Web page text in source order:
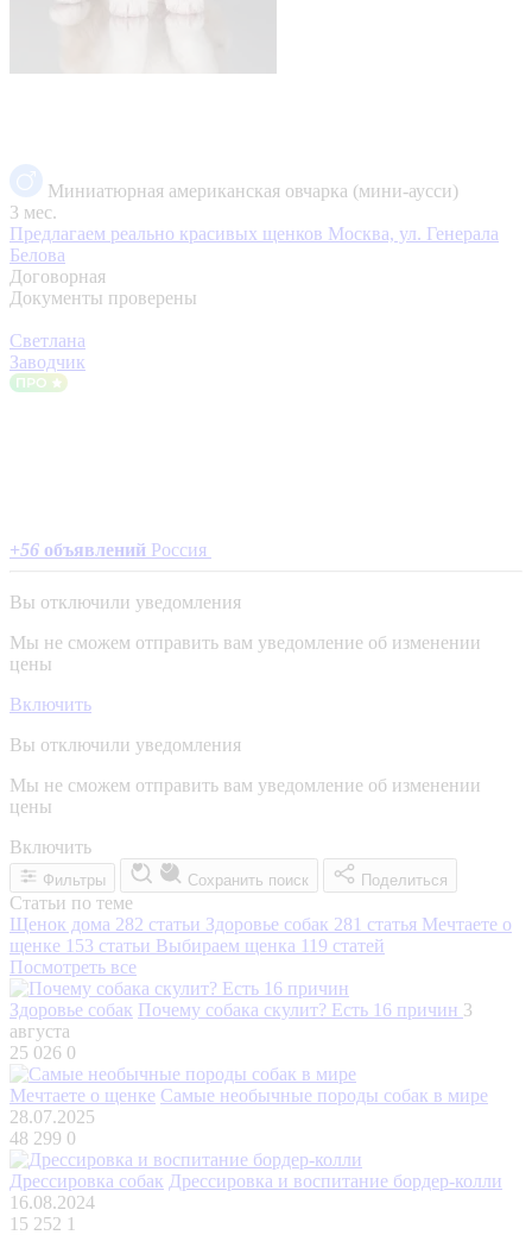
Миниатюрная американская овчарка (мини-аусси)
3 мес.
Предлагаем реально красивых щенков Москва, ул. Генерала
Белова
Договорная
Документы проверены
Светлана
Заводчик
+56 объявлений Россия
Вы отключили уведомления
Мы не сможем отправить вам уведомление об изменении
цены
Включить
Вы отключили уведомления
Мы не сможем отправить вам уведомление об изменении
цены
Включить
Фильтры Сохранить поиск Поделиться
Статьи по теме
Щенок дома 282 статьи Здоровье собак 281 статья Мечтаете о
щенке 153 статьи Выбираем щенка 119 статей
Посмотреть все
Здоровье собак Почему собака скулит? Есть 16 причин 3
августа
25 026 0
Мечтаете о щенке Самые необычные породы собак в мире
28.07.2025
48 299 0
Дрессировка собак Дрессировка и воспитание бордер-колли
16.08.2024
15 252 1